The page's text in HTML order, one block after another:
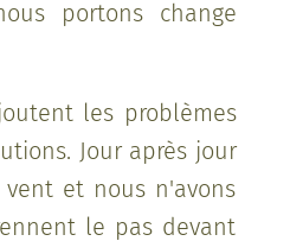
portons change
les problèmes
Jour après jour
et nous n'avons
le pas devant